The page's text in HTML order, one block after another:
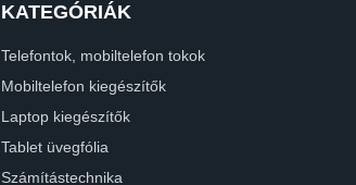
KATEGÓRIÁK
Telefontok, mobiltelefon tokok
Mobiltelefon kiegészítők
Laptop kiegészítők
Tablet üvegfólia
Számítástechnika